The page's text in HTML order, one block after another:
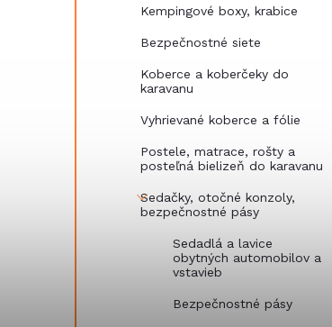
Kempingové boxy, krabice
Bezpečnostné siete
Koberce a koberčeky do
karavanu
Vyhrievané koberce a fólie
Postele, matrace, rošty a
posteľná bielizeň do karavanu
Sedačky, otočné konzoly,
bezpečnostné pásy
Sedadlá a lavice
obytných automobilov a
vstavieb
Bezpečnostné pásy